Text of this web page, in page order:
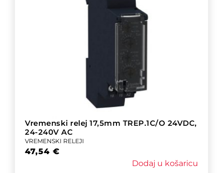
Vremenski relej 17,5mm TREP.1C/O 24VDC,
24-240V AC
VREMENSKI RELEJI
47,54 €
Dodaj u košaricu